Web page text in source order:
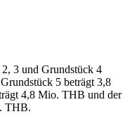
3 und Grundstück 4
5 beträgt 3,8
4,8 Mio. THB und der
THB.